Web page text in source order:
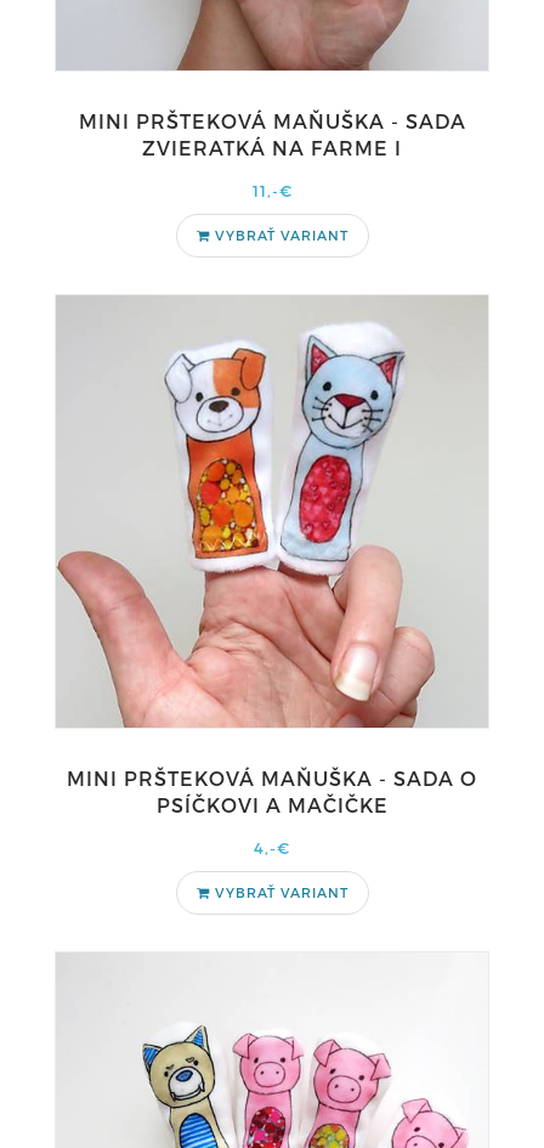
MINI PRŠTEKOVÁ MAŇUŠKA - SADA
ZVIERATKÁ NA FARME I
11,-€
VYBRAŤ VARIANT
MINI PRŠTEKOVÁ MAŇUŠKA - SADA O
PSÍČKOVI A MAČIČKE
4,-€
VYBRAŤ VARIANT